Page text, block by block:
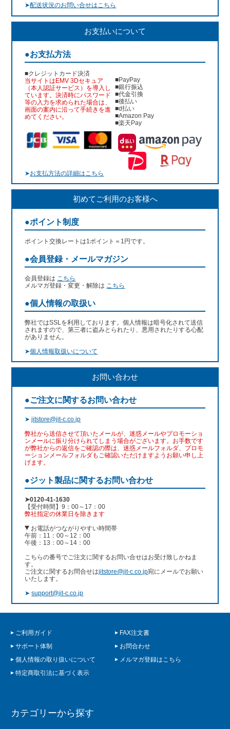
➤配送状況のお問い合せはこちら
お支払いについて
●お支払方法
■クレジットカード決済
当サイトはEMV 3Dセキュア
（本人認証サービス）を導入し
ています。決済時にパスワード
等の入力を求められた場合は、
画面の案内に沿って手続きを進
めてください。
■PayPay
■銀行振込
■代金引換
■後払い
■d払い
■Amazon Pay
■楽天Pay
➤お支払方法の詳細はこちら
初めてご利用のお客様へ
●ポイント制度
ポイント交換レートは1ポイント＝1円です。
●会員登録・メールマガジン
会員登録は こちら
メルマガ登録・変更・解除は こちら
●個人情報の取扱い
弊社ではSSLを利用しております。個人情報は暗号化されて送信
されますので、第三者に盗みとられたり、悪用されたりする心配
がありません。
➤個人情報取扱いについて
お問い合わせ
●ご注文に関するお問い合わせ
➤jitstore@jit-c.co.jp
弊社から送信させて頂いたメールが、迷惑メールやプロモーショ
ンメールに振り分けられてしまう場合がございます。お手数です
が弊社からの返信をご確認の際は、迷惑メールフォルダ、プロモ
ーションメールフォルダもご確認いただけますようお願い申し上
げます。
●ジット製品に関するお問い合わせ
➤0120-41-1630
【受付時間】9：00～17：00
弊社指定の休業日を除きます
お電話がつながりやすい時間帯
午前：11：00～12：00
午後：13：00～14：00
こちらの番号でご注文に関するお問い合せはお受け致しかねま
す。
ご注文に関するお問合せはjitstore@jit-c.co.jp宛にメールでお願い
いたします。
➤support@jit-c.co.jp
ご利用ガイド
FAX注文書
サポート体制
お問合わせ
個人情報の取り扱いについて
メルマガ登録はこちら
特定商取引法に基づく表示
カテゴリーから探す